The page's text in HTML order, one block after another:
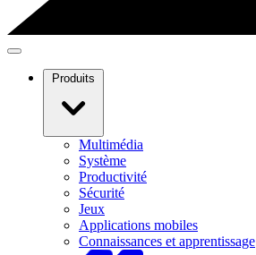
Produits
Multimédia
Système
Productivité
Sécurité
Jeux
Applications mobiles
Connaissances et apprentissage